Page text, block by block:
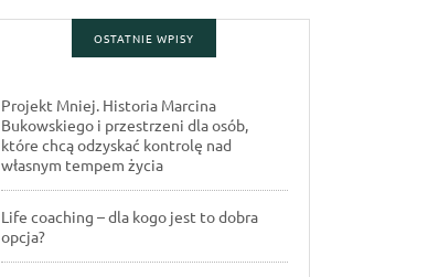
OSTATNIE WPISY
Projekt Mniej. Historia Marcina
Bukowskiego i przestrzeni dla osób,
które chcą odzyskać kontrolę nad
własnym tempem życia
Life coaching – dla kogo jest to dobra
opcja?